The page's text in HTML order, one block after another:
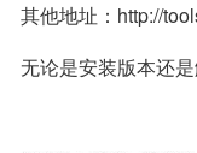
其他地址：http://
无论是安装版本还